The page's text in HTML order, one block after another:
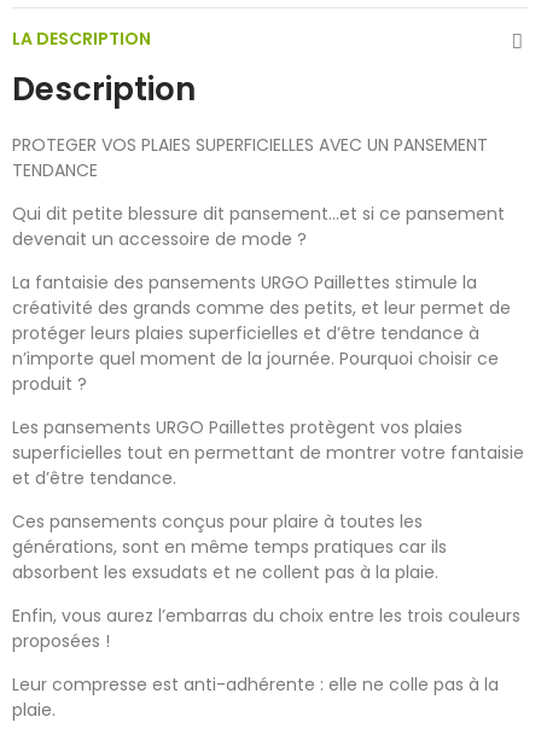
LA DESCRIPTION
Description
PROTEGER VOS PLAIES SUPERFICIELLES AVEC UN PANSEMENT
TENDANCE
Qui dit petite blessure dit pansement…et si ce pansement
devenait un accessoire de mode ?
La fantaisie des pansements URGO Paillettes stimule la
créativité des grands comme des petits, et leur permet de
protéger leurs plaies superficielles et d’être tendance à
n’importe quel moment de la journée. Pourquoi choisir ce
produit ?
Les pansements URGO Paillettes protègent vos plaies
superficielles tout en permettant de montrer votre fantaisie
et d’être tendance.
Ces pansements conçus pour plaire à toutes les
générations, sont en même temps pratiques car ils
absorbent les exsudats et ne collent pas à la plaie.
Enfin, vous aurez l’embarras du choix entre les trois couleurs
proposées !
Leur compresse est anti-adhérente : elle ne colle pas à la
plaie.